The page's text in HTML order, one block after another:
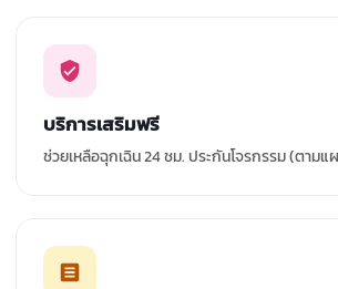
บริการเสริมฟรี
ช่วยเหลือฉุกเฉิน 24 ชม. ประกันโจรกรรม (ตามแ